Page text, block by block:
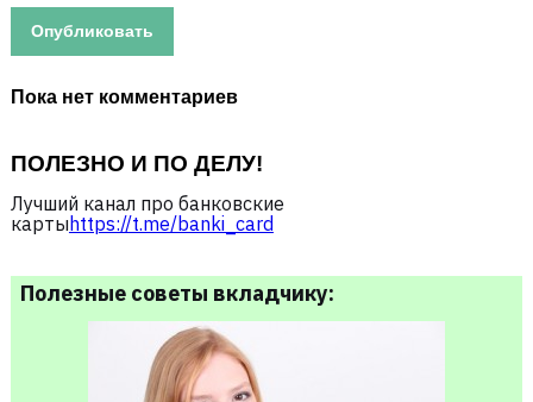
Пока нет комментариев
ПОЛЕЗНО И ПО ДЕЛУ!
Лучший канал про банковские
картыhttps://t.me/banki_card
Полезные советы вкладчику: